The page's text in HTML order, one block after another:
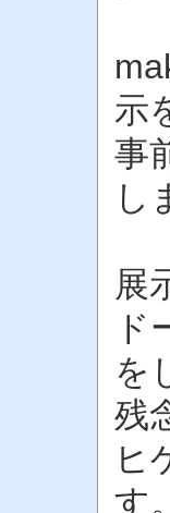
示
事
し
展
ド
を
残
ヒ
す。